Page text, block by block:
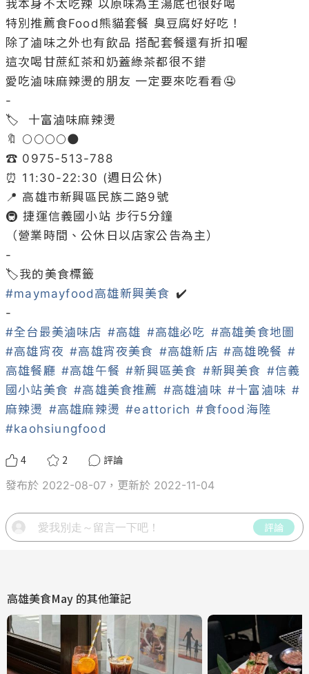
我本身不太吃辣 以原味為主湯底也很好喝
特別推薦食Food熊貓套餐 臭豆腐好好吃！
除了滷味之外也有飲品 搭配套餐還有折扣喔
這次喝甘蔗紅茶和奶蓋綠茶都很不錯
愛吃滷味麻辣燙的朋友 一定要來吃看看🤤
-
🏷  十富滷味麻辣燙
🔖 🌕🌕🌕🌕🌑
☎️ 0975-513-788
⏰ 11:30-22:30 (週日公休)
📍 高雄市新興區民族二路9號
🚇 捷運信義國小站 步行5分鐘
（營業時間、公休日以店家公告為主）
-
#maymayfood高雄新興美食 ✔️
#全台最美滷味店 #高雄 #高雄必吃 #高雄美食地圖
#高雄宵夜 #高雄宵夜美食 #高雄新店 #高雄晚餐 #
高雄餐廳 #高雄午餐 #新興區美食 #新興美食 #信義
國小站美食 #高雄美食推薦 #高雄滷味 #十富滷味 #
麻辣燙 #高雄麻辣燙 #eattorich #食food海陸
#kaohsiungfood
4 2
評論
發布於 2022-08-07，更新於 2022-11-04
評論
高雄美食May 的其他筆記